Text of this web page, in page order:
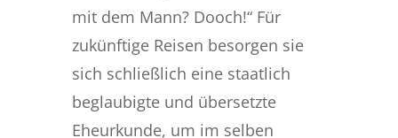
mit dem Mann? Dooch!“ Für
zukünftige Reisen besorgen sie
sich schließlich eine staatlich
beglaubigte und übersetzte
Eheurkunde, um im selben